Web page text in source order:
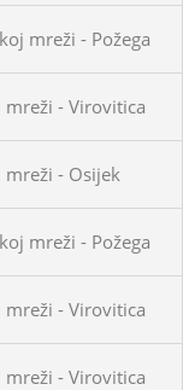
mreži - Požega
- Virovitica
- Osijek
mreži - Požega
- Virovitica
- Virovitica